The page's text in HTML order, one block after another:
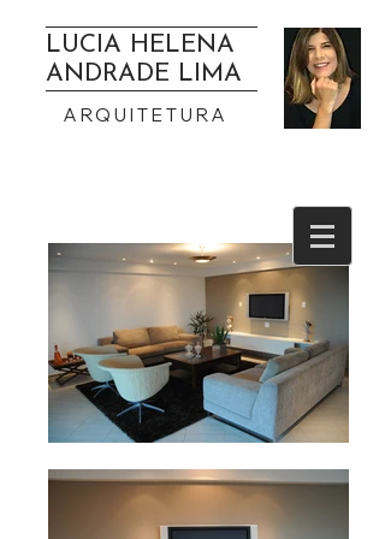
LUCIA HELENA
ANDRADE LIMA
ARQUITETURA